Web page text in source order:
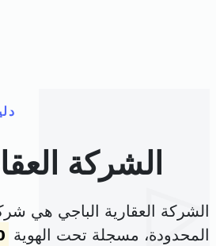
الشركة
الشركة العقارية الباجي هي
المحدودة، مسجلة تحت الهوية